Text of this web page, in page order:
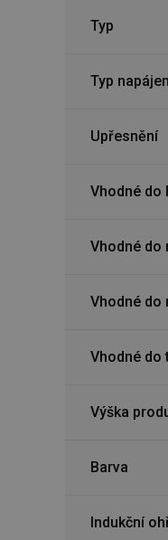
Typ
Typ
Upřesnění
Vhodné do
Vhodné do
Vhodné do
Vhodné do
Výška
Barva
Indukční